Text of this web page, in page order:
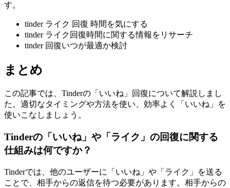
す。
tinder ライク 回復 時間を気にする
tinder ライク回復時間に関する情報をリサーチ
tinder 回復いつが最適か検討
まとめ
この記事では、Tinderの「いいね」回復について解説しまし
た。適切なタイミングや方法を使い、効率よく「いいね」を
使いこなしましょう。
Tinderの「いいね」や「ライク」の回復に関する
仕組みは何ですか？
Tinderでは、他のユーザーに「いいね」や「ライク」を送る
ことで、相手からの返信を待つ必要があります。相手からの